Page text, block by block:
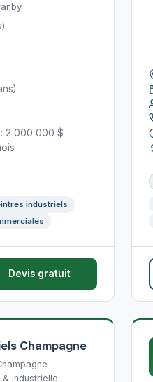
: 2 000 000 $
industriels
Devis gratuit
Champagne
& industrielle —